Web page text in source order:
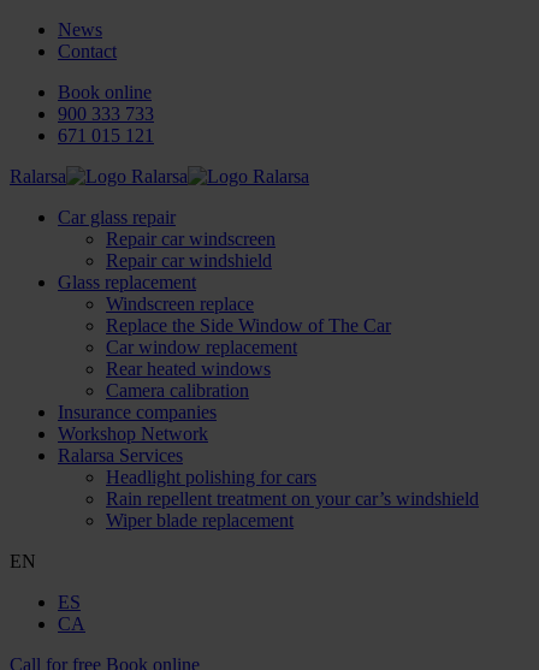
News
Contact
Book online
900 333 733
671 015 121
Ralarsa
Car glass repair
Repair car windscreen
Repair car windshield
Glass replacement
Windscreen replace
Replace the Side Window of The Car
Car window replacement
Rear heated windows
Camera calibration
Insurance companies
Workshop Network
Ralarsa Services
Headlight polishing for cars
Rain repellent treatment on your car’s windshield
Wiper blade replacement
EN
ES
CA
Call for free Book online